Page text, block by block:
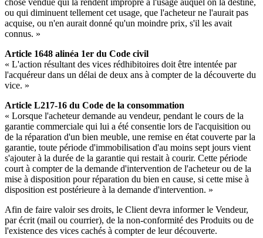
ou qui diminuent tellement cet usage, que l'acheteur ne l'aurait pas
acquise, ou n'en aurait donné qu'un moindre prix, s'il les avait
connus. »
Article 1648 alinéa 1er du Code civil
« L'action résultant des vices rédhibitoires doit être intentée par
l'acquéreur dans un délai de deux ans à compter de la découverte du
vice. »
Article L217-16 du Code de la consommation
« Lorsque l'acheteur demande au vendeur, pendant le cours de la
garantie commerciale qui lui a été consentie lors de l'acquisition ou
de la réparation d'un bien meuble, une remise en état couverte par la
garantie, toute période d'immobilisation d'au moins sept jours vient
s'ajouter à la durée de la garantie qui restait à courir. Cette période
court à compter de la demande d'intervention de l'acheteur ou de la
mise à disposition pour réparation du bien en cause, si cette mise à
disposition est postérieure à la demande d'intervention. »
Afin de faire valoir ses droits, le Client devra informer le Vendeur,
par écrit (mail ou courrier), de la non-conformité des Produits ou de
l'existence des vices cachés à compter de leur découverte.